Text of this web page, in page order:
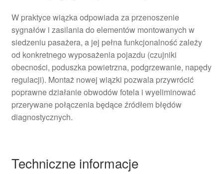
W praktyce wiązka odpowiada za przenoszenie
sygnałów i zasilania do elementów montowanych w
siedzeniu pasażera, a jej pełna funkcjonalność zależy
od konkretnego wyposażenia pojazdu (czujniki
obecności, poduszka powietrzna, podgrzewanie, napędy
regulacji). Montaż nowej wiązki pozwala przywrócić
poprawne działanie obwodów fotela i wyeliminować
przerywane połączenia będące źródłem błędów
diagnostycznych.
Techniczne informacje